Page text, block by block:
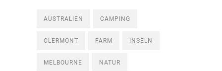
AUSTRALIEN CAMPING
CLERMONT FARM INSELN
MELBOURNE NATUR